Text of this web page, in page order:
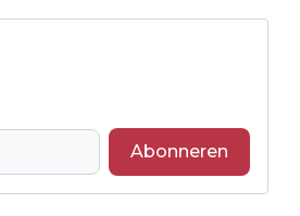
Abonneren